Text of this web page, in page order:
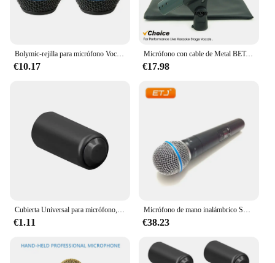
€10.17
Micrófono con cable de Metal BETA58A, micrófono dinámico de mano profesional para actuaciones en vivo, Karaoke y canto, alta calidad
€17.98
€1.11 €38.23